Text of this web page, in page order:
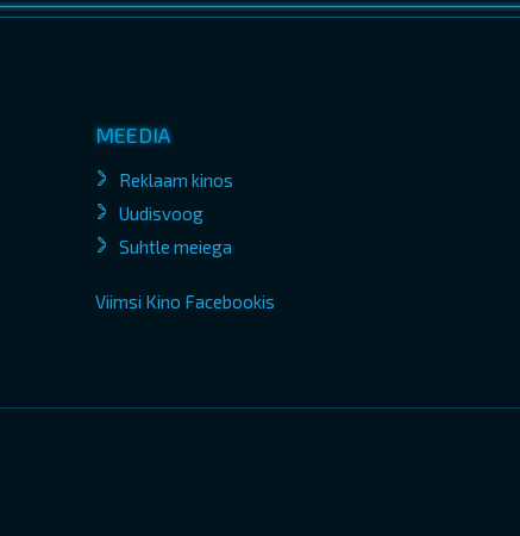
MEEDIA
Reklaam kinos
Uudisvoog
Suhtle meiega
Viimsi Kino Facebookis